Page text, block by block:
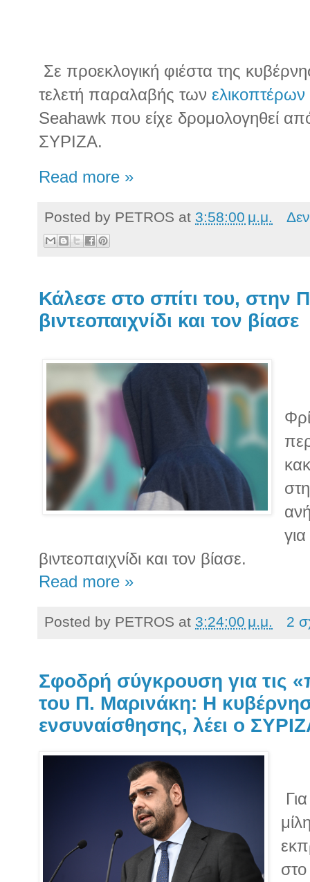
Σε προεκλογική φιέστα της
τελετή παραλαβής των ελικοπτέρων
Seahawk που είχε δρομολογηθεί
ΣΥΡΙΖΑ.
Read more »
Posted by PETROS at 3:58:00 μ.μ.
Κάλεσε στο σπίτι του, στην
βιντεοπαιχνίδι και τον βίασε
βιντεοπαιχνίδι και τον βίασε.
Read more »
Posted by PETROS at 3:24:00 μ.μ. 2
Σφοδρή σύγκρουση για τις
του Π. Μαρινάκη: Η
ενσυναίσθησης, λέει ο